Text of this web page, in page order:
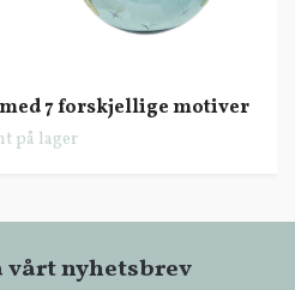
7 forskjellige motiver
på lager
vårt nyhetsbrev